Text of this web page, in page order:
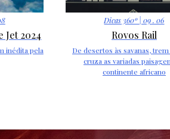
Jet 2024
inédita pela
Dicas 360º | 09 . 06
Rovos Rail
De desertos às savanas,
cruza as variadas
continente africano